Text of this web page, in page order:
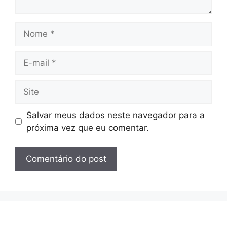
mail
Salvar meus dados neste navegador para a
próxima vez que eu comentar.